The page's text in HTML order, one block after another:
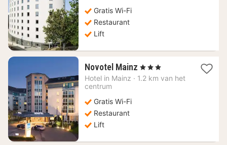
Gratis Wi-Fi
Restaurant
Lift
Novotel Mainz 1
nacht
, 3 Sterren
Hotel in Mainz · 1.2 km van het
centrum
Gratis Wi-Fi
Restaurant
Lift